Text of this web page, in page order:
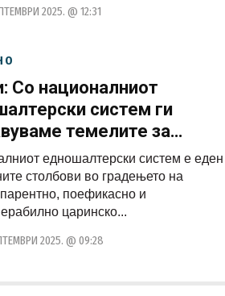
2025. @ 12:31
Со националниот
систем ги
темелите за
раст и посилна
поврзаност
едношалтерски систем е еден
столбови во градењето на
поефикасно и
царинско...
2025. @ 09:28